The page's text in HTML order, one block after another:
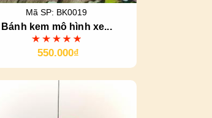
Mã SP: BK0019
Bánh kem mô hình xe...
550.000₫